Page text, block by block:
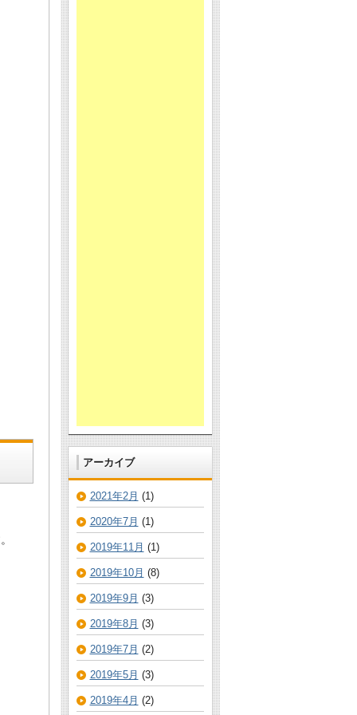
アーカイブ
2021年2月 (1)
2020年7月 (1)
2019年11月 (1)
2019年10月 (8)
2019年9月 (3)
2019年8月 (3)
2019年7月 (2)
2019年5月 (3)
2019年4月 (2)